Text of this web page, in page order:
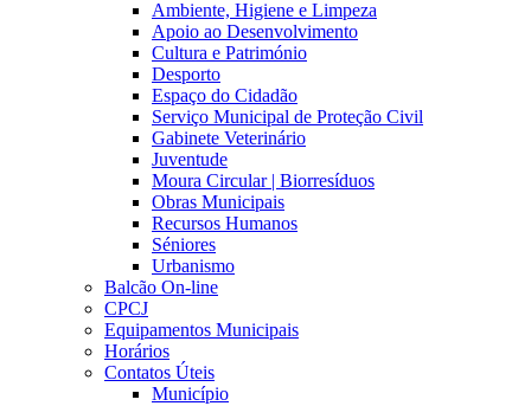
Ambiente, Higiene e Limpeza
Apoio ao Desenvolvimento
Cultura e Património
Desporto
Espaço do Cidadão
Serviço Municipal de Proteção Civil
Gabinete Veterinário
Juventude
Moura Circular | Biorresíduos
Obras Municipais
Recursos Humanos
Séniores
Urbanismo
Balcão On-line
CPCJ
Equipamentos Municipais
Horários
Contatos Úteis
Município